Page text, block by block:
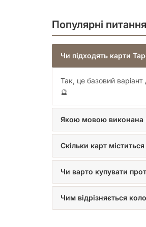
Популярні питання
Чи підходять карти
Так, це базовий
🔮
Якою мовою виконана
Скільки карт
Чи варто купувати
Чим відрізняється